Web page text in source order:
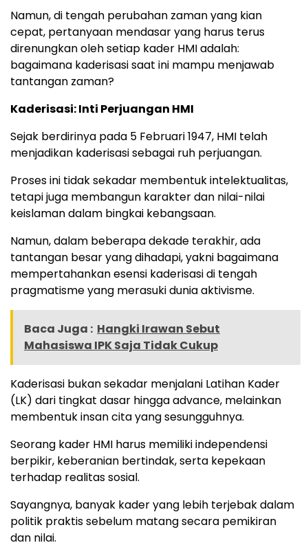
Namun, di tengah perubahan zaman yang kian
cepat, pertanyaan mendasar yang harus terus
direnungkan oleh setiap kader HMI adalah:
bagaimana kaderisasi saat ini mampu menjawab
tantangan zaman?
Kaderisasi: Inti Perjuangan HMI
Sejak berdirinya pada 5 Februari 1947, HMI telah
menjadikan kaderisasi sebagai ruh perjuangan.
Proses ini tidak sekadar membentuk intelektualitas,
tetapi juga membangun karakter dan nilai-nilai
keislaman dalam bingkai kebangsaan.
Namun, dalam beberapa dekade terakhir, ada
tantangan besar yang dihadapi, yakni bagaimana
mempertahankan esensi kaderisasi di tengah
pragmatisme yang merasuki dunia aktivisme.
Baca Juga : Hangki Irawan Sebut
Mahasiswa IPK Saja Tidak Cukup
Kaderisasi bukan sekadar menjalani Latihan Kader
(LK) dari tingkat dasar hingga advance, melainkan
membentuk insan cita yang sesungguhnya.
Seorang kader HMI harus memiliki independensi
berpikir, keberanian bertindak, serta kepekaan
terhadap realitas sosial.
Sayangnya, banyak kader yang lebih terjebak dalam
politik praktis sebelum matang secara pemikiran
dan nilai.